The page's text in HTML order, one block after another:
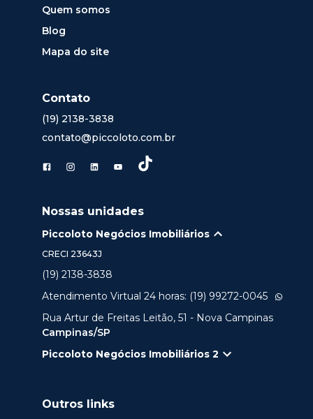
Quem somos
Blog
Mapa do site
Contato
(19) 2138-3838
contato@piccoloto.com.br
Nossas unidades
Piccoloto Negócios Imobiliários
CRECI 23643J
(19) 2138-3838
Atendimento Virtual 24 horas: (19) 99272-0045
Rua Artur de Freitas Leitão, 51 - Nova Campinas
Campinas/SP
Piccoloto Negócios Imobiliários 2
Outros links